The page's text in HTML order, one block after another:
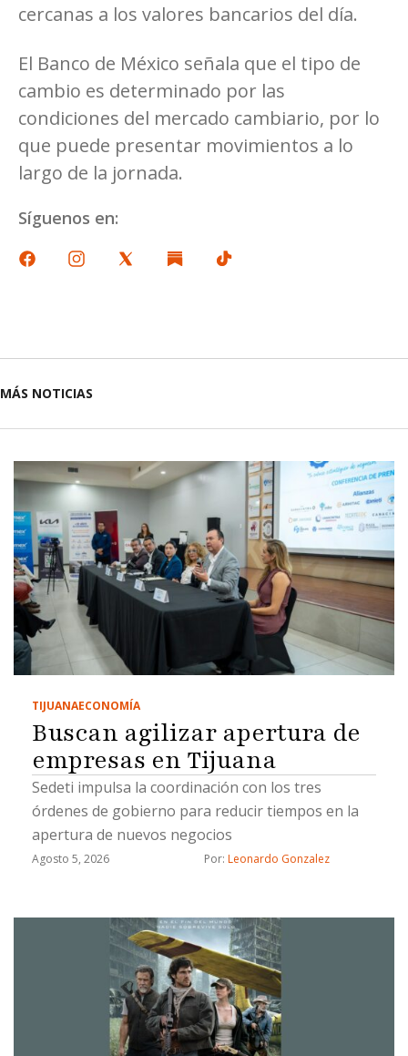
cercanas a los valores bancarios del día.
El Banco de México señala que el tipo de
cambio es determinado por las
condiciones del mercado cambiario, por lo
que puede presentar movimientos a lo
largo de la jornada.
Síguenos en:
MÁS NOTICIAS
TIJUANAECONOMÍA
Buscan agilizar apertura de
empresas en Tijuana
Sedeti impulsa la coordinación con los tres
órdenes de gobierno para reducir tiempos en la
apertura de nuevos negocios
Agosto 5, 2026 Por: Leonardo Gonzalez